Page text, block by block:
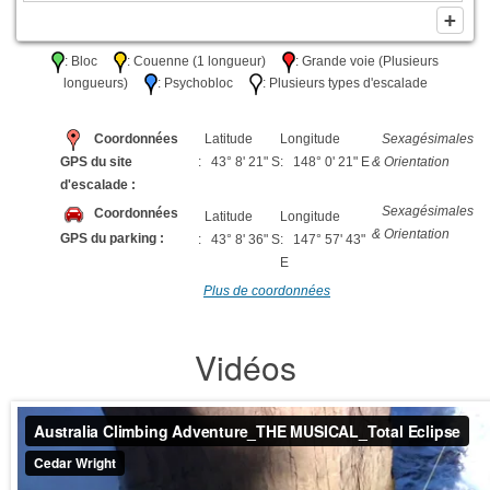
: Bloc : Couenne (1 longueur)
: Grande voie (Plusieurs
longueurs)
: Psychobloc : Plusieurs types d'escalade
Coordonnées
GPS du site
d'escalade :
Latitude
: 43° 8' 21" S
Longitude
: 148° 0' 21" E
Sexagésimales
& Orientation
Coordonnées
GPS du parking :
Latitude
: 43° 8' 36" S
Longitude
: 147° 57' 43"
E
Sexagésimales
& Orientation
Plus de coordonnées
Vidéos